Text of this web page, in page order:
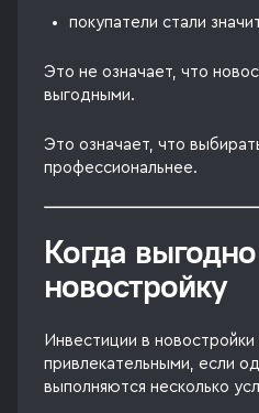
покупатели стали
Это не означает, что
выгодными.
Это означает, что
профессиональнее.
Когда
новостройку
Инвестиции в
привлекательными, если
выполняются несколько